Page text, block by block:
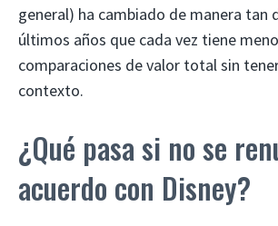
general) ha cambiado de manera tan
últimos años que cada vez tiene
comparaciones de valor total sin
contexto.
¿Qué pasa si no se
acuerdo con Disney?